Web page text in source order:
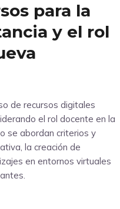
para la
y el rol
de recursos digitales
el rol docente en la
se abordan criterios y
la creación de
en entornos virtuales